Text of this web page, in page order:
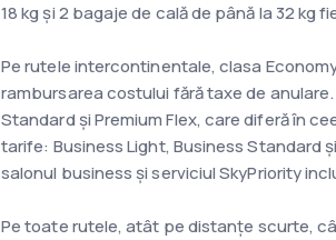
18 kg și 2 bagaje de cală de până la 32
Pe rutele intercontinentale, clasa
rambursarea costului fără taxe de
Standard și Premium Flex, care diferă în
tarife: Business Light, Business Standard
salonul business și serviciul SkyPriority
Pe toate rutele, atât pe distanțe scurte,